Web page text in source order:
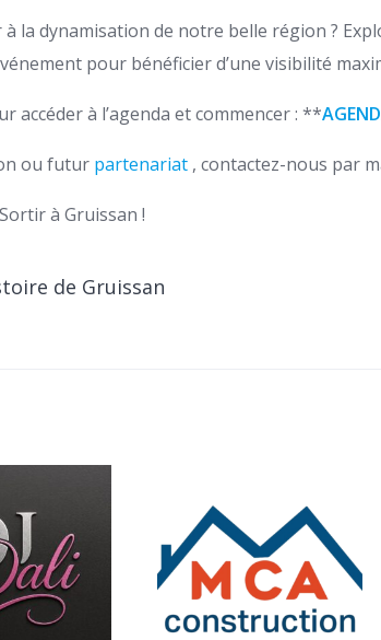
à la dynamisation de notre belle région ?
pour bénéficier d’une visibilité
accéder à l’agenda et commencer : **
ou futur partenariat , contactez-nous par
à Gruissan !
de Gruissan